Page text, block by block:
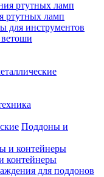
ртутных ламп
для инструментов
Поддоны и
контейнеры
для поддонов